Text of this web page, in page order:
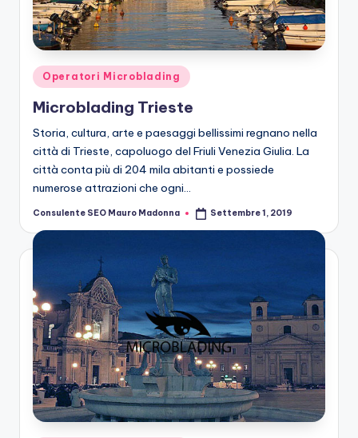
r
o
b
le
di
n
g
Posted
in
Operatori Microblading
Microblading Trieste
Storia, cultura, arte e paesaggi bellissimi regnano nella
città di Trieste, capoluogo del Friuli Venezia Giulia. La
città conta più di 204 mila abitanti e possiede
numerose attrazioni che ogni…
Posted
Consulente SEO Mauro Madonna Settembre 1, 2019